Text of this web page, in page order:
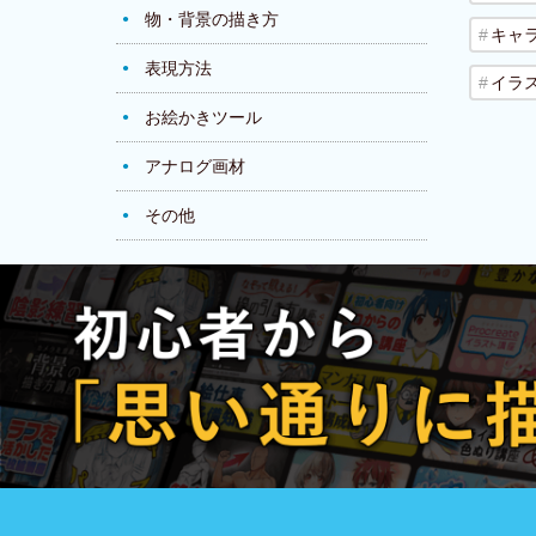
物・背景の描き方
表現方法
お絵かきツール
アナログ画材
その他
キャ
イラ